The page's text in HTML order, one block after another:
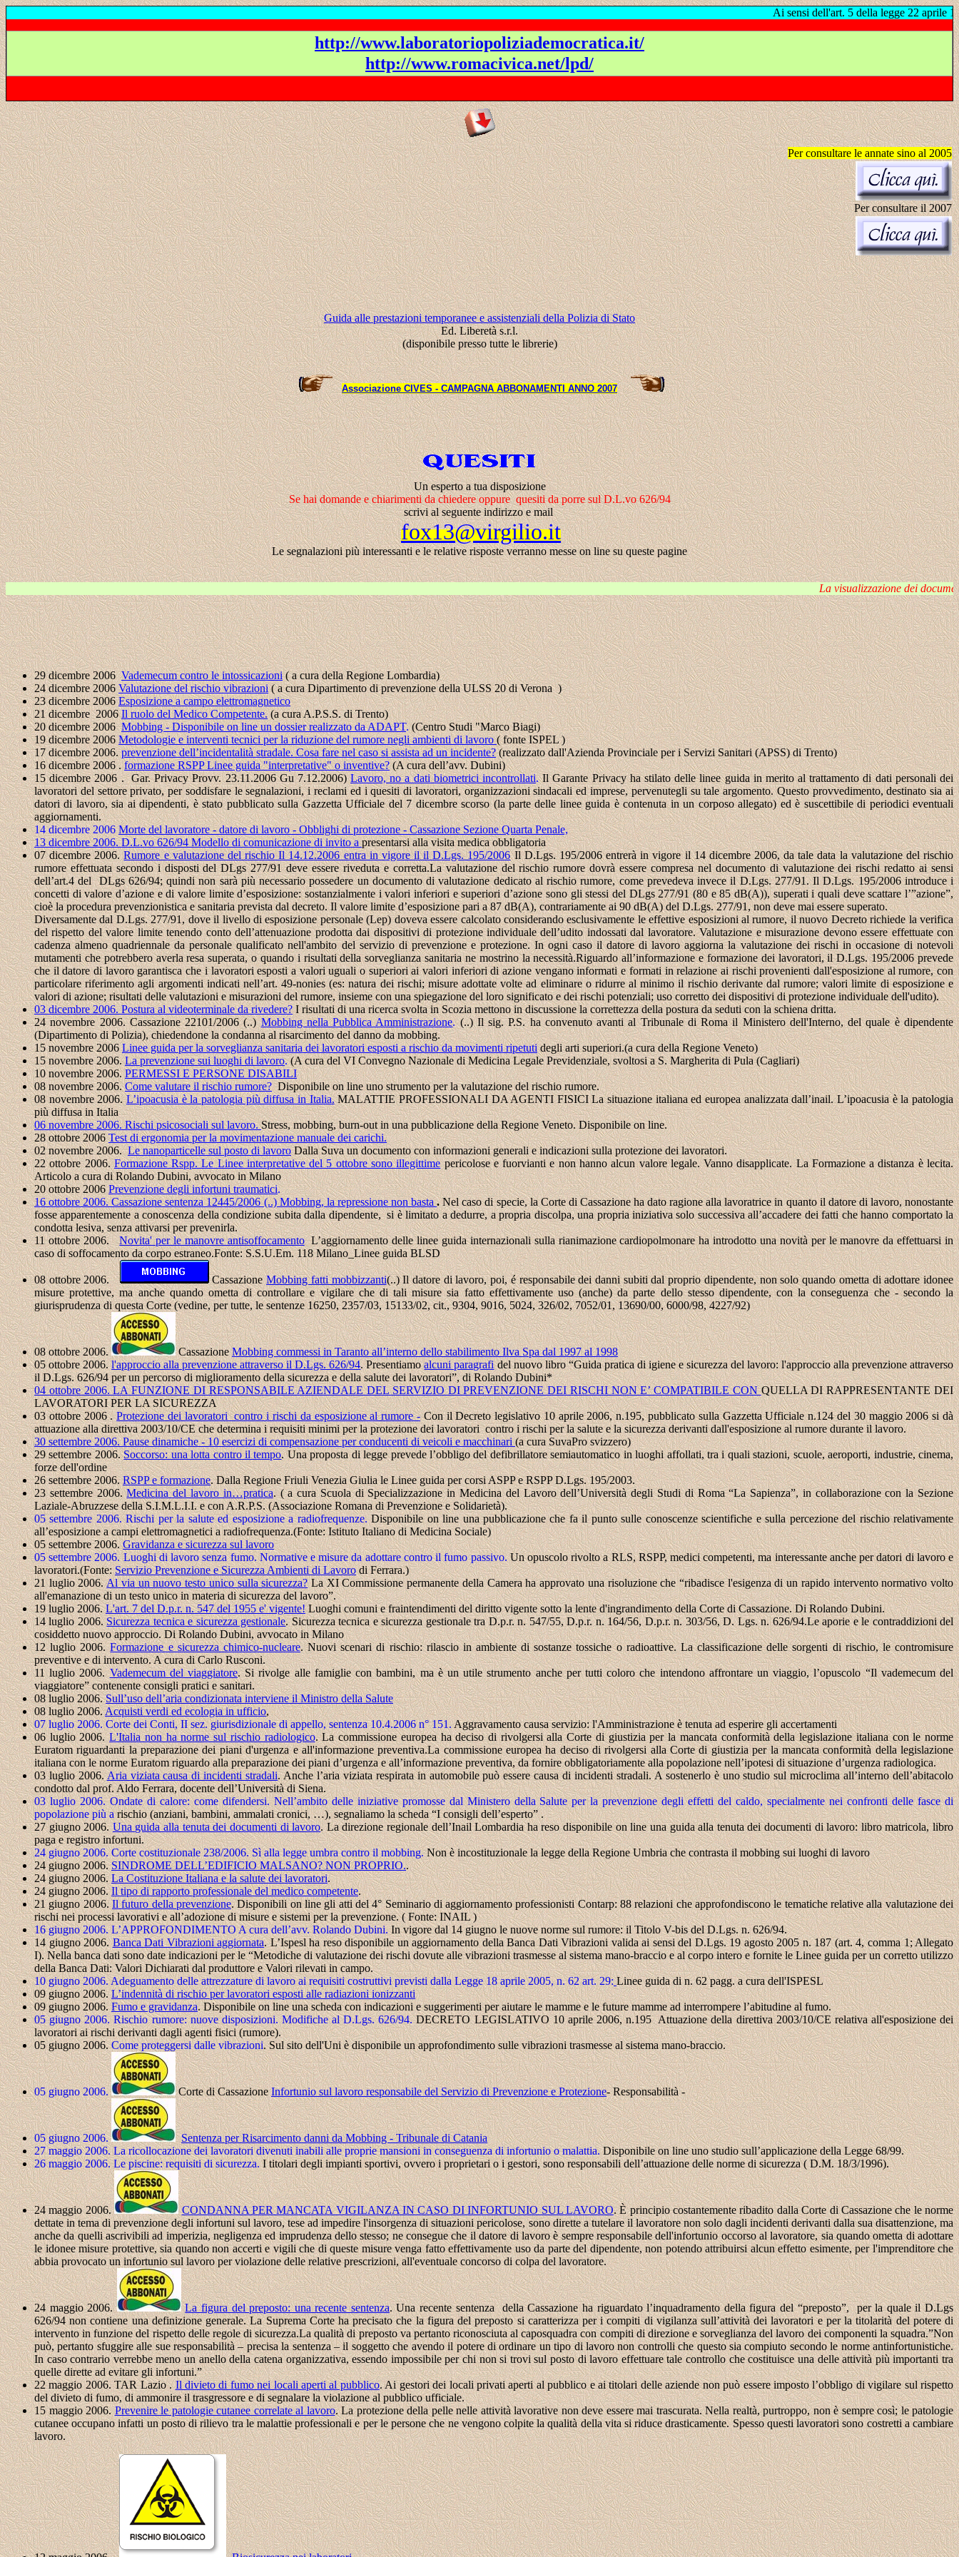
Ai sensi dell'art. 5 della legge 22 aprile 1941 n. 633
http://www.laboratoriopoliziademocratica.it/
http://www.romacivica.net/lpd/
Per consultare le annate sino al 2005
Per consultare il 2007
Guida alle prestazioni temporanee e assistenziali della Polizia di Stato
Ed. Liberetà s.r.l.
(disponibile presso tutte le librerie)
Associazione CIVES - CAMPAGNA ABBONAMENTI ANNO 2007
Un esperto a tua disposizione
Se hai domande e chiarimenti da chiedere oppure quesiti da porre sul D.L.vo 626/94
scrivi al seguente indirizzo e mail
fox13@virgilio.it
Le segnalazioni più interessanti e le relative risposte verranno messe on line su queste pagine
La visualizzazione dei documenti
29 dicembre 2006 Vademecum contro le intossicazioni( a cura della Regione Lombardia)
24 dicembre 2006Valutazione del rischio vibrazioni( a curaDipartimento di prevenzione della ULSS 20 di Verona)
23 dicembre 2006Esposizione a campo elettromagnetico
21 dicembre 2006Il ruolo del Medico Competente.(a cura A.P.S.S. di Trento)
20 dicembre 2006Mobbing - Disponibile on line un dossier realizzato da ADAPT. (Centro Studi "Marco Biagi)
19 dicembre 2006Metodologie e interventi tecnici per la riduzione del rumore negli ambienti di lavoro ( fonte ISPEL )
17 dicembre 2006.prevenzione dell’incidentalità stradale. Cosa fare nel caso si assista ad un incidente?(realizzato dall'Azienda Provinciale per i Servizi Sanitari (APSS) di Trento)
16 dicembre 2006 .formazione RSPP Linee guida "interpretative" o inventive?(A cura dell’avv. Dubini)
15 dicembre 2006 . Gar. Privacy Provv. 23.11.2006 Gu 7.12.2006)Lavoro, no a dati biometrici incontrollati.Il Garante Privacy ha stilato delle linee guida in merito al trattamento di dati personali dei
lavoratori del settore privato, per soddisfare le segnalazioni, i reclami ed i quesiti di lavoratori, organizzazioni sindacali ed imprese, pervenutegli su tale argomento. Questo provvedimento, destinato sia ai
datori di lavoro, sia ai dipendenti, è stato pubblicato sulla Gazzetta Ufficiale del 7 dicembre scorso (la parte delle linee guida è contenuta in un corposo allegato) ed è suscettibile di periodici eventuali
aggiornamenti.
14 dicembre 2006Morte del lavoratore - datore di lavoro - Obblighi di protezione - Cassazione Sezione Quarta Penale,
13 dicembre 2006. D.L.vo 626/94 Modello di comunicazione di invito apresentarsi alla visita medica obbligatoria
07 dicembre 2006.Rumore e valutazione del rischio Il 14.12.2006 entra in vigore il il D.Lgs. 195/2006 Il D.Lgs. 195/2006 entrerà in vigore il 14 dicembre 2006, da tale data la valutazione del rischio
rumore effettuata secondo i disposti del DLgs 277/91 deve essere riveduta e corretta.La valutazione del rischio rumore dovrà essere compresa nel documento di valutazione dei rischi redatto ai sensi
dell’art.4 del DLgs 626/94; quindi non sarà più necessario possedere un documento di valutazione dedicato al rischio rumore, come prevedeva invece il D.Lgs. 277/91. Il D.Lgs. 195/2006 introduce i
concetti di valore d’azione e di valore limite d’esposizione: sostanzialmente i valori inferiori e superiori d’azione sono gli stessi del DLgs 277/91 (80 e 85 dB(A)), superati i quali deve scattare l’”azione”,
cioè la procedura prevenzionistica e sanitaria prevista dal decreto. Il valore limite d’esposizione pari a 87 dB(A), contrariamente ai 90 dB(A) del D.Lgs. 277/91, non deve mai essere superato.
Diversamente dal D.Lgs. 277/91, dove il livello di esposizione personale (Lep) doveva essere calcolato considerando esclusivamente le effettive esposizioni al rumore, il nuovo Decreto richiede la verifica
del rispetto del valore limite tenendo conto dell’attenuazione prodotta dai dispositivi di protezione individuale dell’udito indossati dal lavoratore. Valutazione e misurazione devono essere effettuate con
cadenza almeno quadriennale da personale qualificato nell'ambito del servizio di prevenzione e protezione. In ogni caso il datore di lavoro aggiorna la valutazione dei rischi in occasione di notevoli
mutamenti che potrebbero averla resa superata, o quando i risultati della sorveglianza sanitaria ne mostrino la necessità.Riguardoall’informazione e formazione dei lavoratori, il D.Lgs. 195/2006 prevede
che il datore di lavoro garantisca che i lavoratori esposti a valori uguali o superiori ai valori inferiori di azione vengano informati e formati in relazione ai rischi provenienti dall'esposizione al rumore, con
particolare riferimento agli argomenti indicati nell’art. 49-nonies (es: natura dei rischi; misure adottate volte ad eliminare o ridurre al minimo il rischio derivante dal rumore; valori limite di esposizione e
valori di azione; risultati delle valutazioni e misurazioni del rumore, insieme con una spiegazione del loro significato e dei rischi potenziali; uso corretto dei dispositivi di protezione individuale dell'udito).
03 dicembre 2006.Postura al videoterminale da rivedere?I risultati di una ricerca svolta in Scozia mettono in discussione la correttezza della postura da seduti con la schiena dritta.
24 novembre 2006. Cassazione 22101/2006 (..)Mobbing nella Pubblica Amministrazione.(..) Il sig. P.S. ha convenuto avanti al Tribunale di Roma il Ministero dell'Interno, del quale è dipendente
(Dipartimento di Polizia), chiedendone la condanna al risarcimento del danno da mobbing.
15 novembre 2006Linee guida per la sorveglianza sanitaria dei lavoratori esposti a rischio da movimenti ripetuti degli arti superiori.(a cura della Regione Veneto)
15 novembre 2006.La prevenzione sui luoghi di lavoro.(A cura delVI Convegno Nazionale di Medicina Legale Previdenziale, svoltosi a S. Margherita di Pula (Cagliari)
10 novembre 2006.PERMESSI E PERSONE DISABILI
08 novembre 2006.Come valutare il rischio rumore?Disponibile on line uno strumento per la valutazione del rischio rumore.
08 novembre 2006.L’ipoacusia è la patologia più diffusa in Italia.MALATTIE PROFESSIONALI DA AGENTI FISICI La situazione italiana ed europea analizzata dall’inail. L’ipoacusia è la patologia
più diffusa in Italia
06 novembre 2006.Rischi psicosociali sul lavoro.Stress, mobbing, burn-out in una pubblicazione della Regione Veneto. Disponibile on line.
28 ottobre 2006Test di ergonomia per la movimentazione manuale dei carichi.
02 novembre 2006.Le nanoparticelle sul posto di lavoro Dalla Suva un documento con informazioni generali e indicazioni sulla protezione dei lavoratori.
22 ottobre 2006.Formazione Rspp. Le Linee interpretative del 5 ottobre sono illegittime pericolose e fuorvianti e non hanno alcun valore legale. Vanno disapplicate. La Formazione a distanza è lecita.
Articolo a cura di Rolando Dubini, avvocato in Milano
20 ottobre 2006Prevenzione degli infortuni traumatici.
16 ottobre 2006. Cassazione sentenza 12445/2006 (..) Mobbing, la repressione non basta.Nel caso di specie, la Corte di Cassazione ha dato ragione alla lavoratrice in quanto il datore di lavoro, nonostante
fosse apparentemente a conoscenza della condizione subita dalla dipendente, si è limitato a dedurre, a propria discolpa, una propria iniziativa solo successiva all’accadere dei fatti che hanno comportato la
condotta lesiva, senza attivarsi per prevenirla.
11 ottobre 2006.Novita' per le manovre antisoffocamento L’aggiornamento delle linee guida internazionali sulla rianimazione cardiopolmonare ha introdotto una novità per le manovre da effettuarsi in
caso di soffocamento da corpo estraneo.Fonte: S.S.U.Em. 118 Milano_Linee guida BLSD
08 ottobre 2006. CassazioneMobbing fatti mobbizzanti(..) Il datore di lavoro, poi, é responsabile dei danni subiti dal proprio dipendente, non solo quando ometta di adottare idonee
misure protettive, ma anche quando ometta di controllare e vigilare che di tali misure sia fatto effettivamente uso (anche) da parte dello stesso dipendente, con la conseguenza che ‑ secondo la
giurisprudenza di questa Corte (vedine, per tutte, le sentenze 16250, 2357/03, 15133/02, cit., 9304, 9016, 5024, 326/02, 7052/01, 13690/00, 6000/98, 4227/92)
08 ottobre 2006. CassazioneMobbing commessi in Taranto all’interno dello stabilimento Ilva Spa dal 1997 al 1998
05 ottobre 2006.l'approccio alla prevenzione attraverso il D.Lgs. 626/94.Presentiamoalcuni paragrafidel nuovo libro “Guida pratica di igiene e sicurezza del lavoro: l'approccio alla prevenzione attraverso
il D.Lgs. 626/94 per un percorso di miglioramento della sicurezza e della salute dei lavoratori”, di Rolando Dubini*
04 ottobre 2006.LA FUNZIONE DI RESPONSABILE AZIENDALE DEL SERVIZIO DI PREVENZIONE DEI RISCHI NON E’ COMPATIBILE CONQUELLA DI RAPPRESENTANTE DEI
LAVORATORI PER LA SICUREZZA
03 ottobre 2006 .Protezione dei lavoratori contro i rischi da esposizione al rumore -Con il Decreto legislativo 10 aprile 2006, n.195, pubblicato sulla Gazzetta Ufficiale n.124 del 30 maggio 2006 si dà
attuazione alla direttiva 2003/10/CE che determina i requisiti minimi per la protezione dei lavoratori contro i rischi per la salute e la sicurezza derivanti dall'esposizione al rumore durante il lavoro.
30 settembre 2006. Pause dinamiche - 10 esercizi di compensazione per conducenti di veicoli e macchinari(a cura SuvaPro svizzero)
29 settembre 2006.Soccorso: una lotta contro il tempo. Una proposta di legge prevede l’obbligo del defibrillatore semiautomatico in luoghi affollati, tra i quali stazioni, scuole, aeroporti, industrie, cinema,
forze dell'ordine
26 settembre 2006.RSPP e formazione.Dalla Regione Friuli Venezia Giulia le Linee guida per corsi ASPP e RSPP D.Lgs. 195/2003.
23 settembre 2006.Medicina del lavoro in…pratica. ( a curaScuola di Specializzazione in Medicina del Lavoro dell’Università degli Studi di Roma “La Sapienza”, in collaborazione con la Sezione
Laziale-Abruzzese della S.I.M.L.I.I. e con A.R.P.S. (Associazione Romana di Prevenzione e Solidarietà).
05 settembre 2006.Rischi per la salute ed esposizione a radiofrequenze.Disponibile on line una pubblicazione che fa il punto sulle conoscenze scientifiche e sulla percezione del rischio relativamente
all’esposizione a campi elettromagnetici a radiofrequenza.(Fonte: Istituto Italiano di Medicina Sociale)
05 settembre 2006.Gravidanza e sicurezza sul lavoro
05 settembre 2006.Luoghi di lavoro senza fumo. Normative e misure da adottare contro il fumo passivo.Un opuscolo rivolto a RLS, RSPP, medici competenti, ma interessante anche per datori di lavoro e
lavoratori.(Fonte:Servizio Prevenzione e Sicurezza Ambienti di Lavorodi Ferrara.)
21 luglio 2006.Al via un nuovo testo unico sulla sicurezza? La XI Commissione permanente della Camera ha approvato una risoluzione che “ribadisce l'esigenza di un rapido intervento normativo volto
all'emanazione di un testo unico in materia di sicurezza del lavoro”.
19 luglio 2006.L'art. 7 del D.p.r. n. 547 del 1955 e' vigente! Luoghi comuni e fraintendimenti del diritto vigente sotto la lente d'ingrandimento della Corte di Cassazione. Di Rolando Dubini.
14 luglio 2006.Sicurezza tecnica e sicurezza gestionale.Sicurezza tecnica e sicurezza gestionale tra D.p.r. n. 547/55, D.p.r. n. 164/56, D.p.r. n. 303/56, D. Lgs. n. 626/94.Le aporie e le contraddizioni del
cosiddetto nuovo approccio. Di Rolando Dubini, avvocato in Milano
12 luglio 2006.Formazione e sicurezza chimico-nucleare.Nuovi scenari di rischio: rilascio in ambiente di sostanze tossiche o radioattive. La classificazione delle sorgenti di rischio, le contromisure
preventive e di intervento. A cura di Carlo Rusconi.
11 luglio 2006.Vademecum del viaggiatore.Si rivolge alle famiglie con bambini, ma è un utile strumento anche per tutti coloro che intendono affrontare un viaggio, l’opuscolo “Il vademecum del
viaggiatore” contenente consigli pratici e sanitari.
08 luglio 2006.Sull’uso dell’aria condizionata interviene il Ministro della Salute
08 luglio 2006.Acquisti verdi ed ecologia in ufficio,
07 luglio 2006. Corte dei Conti, II sez. giurisdizionale di appello, sentenza 10.4.2006 n° 151.Aggravamento causa servizio: l'Amministrazione è tenuta ad esperire gli accertamenti
06 luglio 2006.L'Italia non ha norme sul rischio radiologico. La commissione europea ha deciso di rivolgersi alla Corte di giustizia per la mancata conformità della legislazione italiana con le norme
Euratom riguardanti la preparazione dei piani d'urgenza e all'informazione preventiva.La commissione europea ha deciso di rivolgersi alla Corte di giustizia per la mancata conformità della legislazione
italiana con le norme Euratom riguardo alla preparazione dei piani d’urgenza e all’informazione preventiva, da fornire obbligatoriamente alla popolazione nell’ipotesi di situazione d’urgenza radiologica.
03 luglio 2006.Aria viziata causa di incidenti stradali.Anche l’aria viziata respirata in automobile può essere causa di incidenti stradali. A sostenerlo è uno studio sulmicroclima all’interno dell’abitacolo
condotto dal prof. Aldo Ferrara, docente dell’Università di Siena.
03 luglio 2006.Ondate di calore: come difendersi.Nell’ambito delle iniziative promosse dal Ministero della Salute per la prevenzionedegli effetti del caldo, specialmente nei confronti delle fasce di
popolazione più arischio (anziani, bambini, ammalati cronici, …), segnaliamo la scheda “I consigli dell’esperto” .
27 giugno 2006.Una guida alla tenuta dei documenti di lavoro.La direzione regionale dell’Inail Lombardia ha reso disponibile on line una guida alla tenuta dei documenti di lavoro: libro matricola, libro
paga e registro infortuni.
24 giugno 2006. Corte costituzionale 238/2006. Sì alla legge umbra contro il mobbing.Non è incostituzionale la legge della Regione Umbria che contrasta il mobbing sui luoghi di lavoro
24 giugno 2006.SINDROME DELL’EDIFICIO MALSANO? NON PROPRIO..
24 giugno 2006.La Costituzione Italiana e la salute dei lavoratori.
24 giugno 2006.Il tipo di rapporto professionale del medico competente.
21 giugno 2006.Il futuro della prevenzione.Disponibili on line gli atti del 4° Seminario di aggiornamento professionisti Contarp: 88 relazioni che approfondiscono le tematiche relative alla valutazione dei
rischi nei processi lavorativi e all’adozione di misure e sistemi per la prevenzione.( Fonte: INAIL )
16 giugno 2006. L’APPROFONDIMENTO A cura dell’avv. Rolando Dubini.In vigore dal 14 giugno le nuove norme sul rumore: il Titolo V-bis del D.Lgs. n. 626/94.
14 giugno 2006.Banca Dati Vibrazioni aggiornata.L’Ispesl ha reso disponibile un aggiornamento della Banca Dati Vibrazioni valida ai sensi del D.Lgs. 19 agosto 2005 n. 187 (art. 4, comma 1; Allegato
I). Nella banca dati sono date indicazioni per le “Metodiche di valutazione dei rischi dovute alle vibrazioni trasmesse al sistema mano-braccio e al corpo intero e fornite le Linee guida per un corretto utilizzo
della Banca Dati: Valori Dichiarati dal produttore e Valori rilevati in campo.
10 giugno 2006.Adeguamento delle attrezzature di lavoro ai requisiti costruttivi previsti dalla Legge 18 aprile 2005, n. 62 art. 29: Linee guida di n. 62 pagg. a cura dell'ISPESL
09 giugno 2006.L’indennità di rischio per lavoratori esposti alle radiazioni ionizzanti
09 giugno 2006.Fumo e gravidanza.Disponibile on line una scheda con indicazioni e suggerimenti per aiutare le mamme e le future mamme ad interrompere l’abitudine al fumo.
05 giugno 2006.Rischio rumore: nuove disposizioni. Modifiche al D.Lgs. 626/94.DECRETO LEGISLATIVO 10 aprile 2006, n.195 Attuazione della direttiva 2003/10/CE relativa all'esposizione dei
lavoratori ai rischi derivanti dagli agenti fisici (rumore).
05 giugno 2006.Come proteggersi dalle vibrazioni.Sul sito dell'Uni è disponibile un approfondimento sulle vibrazioni trasmesse al sistema mano-braccio.
05 giugno 2006. Corte di CassazioneInfortunio sul lavoro responsabile del Servizio di Prevenzione e Protezione- Responsabilità -
05 giugno 2006.
Sentenza per Risarcimento danni da Mobbing - Tribunale di Catania
27 maggio 2006.La ricollocazione dei lavoratori divenuti inabili alle proprie mansioni in conseguenza di infortunio o malattia.Disponibile on line uno studio sull’applicazione della Legge 68/99.
26 maggio 2006. Le piscine: requisiti di sicurezza.I titolari degli impianti sportivi, ovvero i proprietari o i gestori, sono responsabili dell’attuazione delle norme di sicurezza ( D.M. 18/3/1996).
24 maggio 2006. CONDANNA PER MANCATA VIGILANZA IN CASO DI INFORTUNIO SUL LAVORO.È principio costantemente ribadito dalla Corte di Cassazione che le norme
dettate in tema di prevenzione degli infortuni sul lavoro, tese ad impedire l'insorgenza di situazioni pericolose, sono dirette a tutelare il lavoratore non solo dagli incidenti derivanti dalla sua disattenzione, ma
anche da quelli ascrivibili ad imperizia, negligenza ed imprudenza dello stesso; ne consegue che il datore di lavoro è sempre responsabile dell'infortunio occorso al lavoratore, sia quando ometta di adottare
le idonee misure protettive, sia quando non accerti e vigili che di queste misure venga fatto effettivamente uso da parte del dipendente, non potendo attribuirsi alcun effetto esimente, per l'imprenditore che
abbia provocato un infortunio sul lavoro per violazione delle relative prescrizioni, all'eventuale concorso di colpa del lavoratore.
24 maggio 2006. La figura del preposto: una recente sentenza.Una recente sentenza della Cassazione ha riguardato l’inquadramento della figura del “preposto”, per la quale il D.Lgs
626/94 non contiene una definizione generale. La Suprema Corte ha precisato che la figura del preposto si caratterizza per i compiti di vigilanza sull’attività dei lavoratori e per la titolarità del potere di
intervento in funzione del rispetto delle regole di sicurezza.La qualità di preposto va pertanto riconosciuta al caposquadra con compiti di direzione e sorveglianza del lavoro dei componenti la squadra.”Non
può, pertanto sfuggire alle sue responsabilità – precisa la sentenza – il soggetto che avendo il potere di ordinare un tipo di lavoro non controlli che questo sia compiuto secondo le norme antinfortunistiche.
In caso contrario verrebbe meno un anello della catena organizzativa, essendo impossibile per chi non si trovi sul posto di lavoro effettuare tale controllo che costituisce una delle attività più importanti tra
quelle dirette ad evitare gli infortuni.”
22 maggio 2006. TAR Lazio .Il divieto di fumo nei locali aperti al pubblico. Ai gestori dei locali privati aperti al pubblico e ai titolari delle aziende non può essere imposto l’obbligo di vigilare sul rispetto
del divieto di fumo, di ammonire il trasgressore e di segnalare la violazione al pubblico ufficiale.
15 maggio 2006.Prevenire le patologie cutanee correlate al lavoro.La protezione della pelle nelle attività lavorative non deve essere mai trascurata. Nella realtà, purtroppo, non è sempre così; le patologie
cutanee occupano infatti un posto di rilievo tra le malattie professionali e per le persone che ne vengono colpite la qualità della vita si riduce drasticamente. Spesso questi lavoratori sono costretti a cambiare
lavoro.